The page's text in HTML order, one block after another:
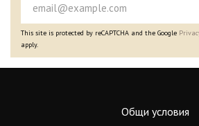
This site is protected by reCAPTCHA and the Google
apply.
Общи условия